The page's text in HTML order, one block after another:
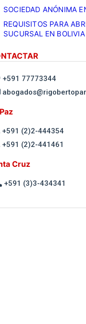
SOCIEDAD ANÓNIMA
REQUISITOS PARA
SUCURSAL EN BOLIVIA
+591 77773344
+591 (2)2-444354
+591 (2)2-441461
Cruz
+591 (3)3-434341